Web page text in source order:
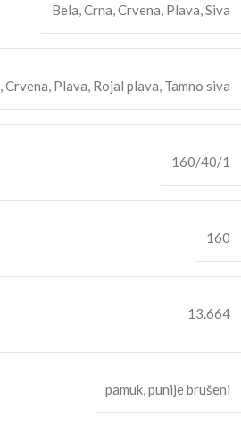
Bela,Crna,Crvena, Plava,Siva
,Crvena, Plava, Rojal plava, Tamno siva
160/40/1
160
13.664
pamuk, punije brušeni